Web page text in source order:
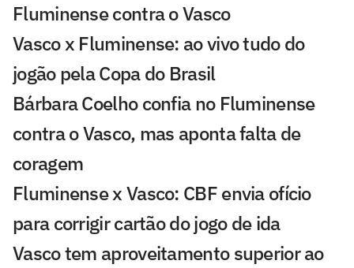
Fluminense contra o Vasco
Vasco x Fluminense: ao vivo tudo do
jogão pela Copa do Brasil
Bárbara Coelho confia no Fluminense
contra o Vasco, mas aponta falta de
coragem
Fluminense x Vasco: CBF envia ofício
para corrigir cartão do jogo de ida
Vasco tem aproveitamento superior ao